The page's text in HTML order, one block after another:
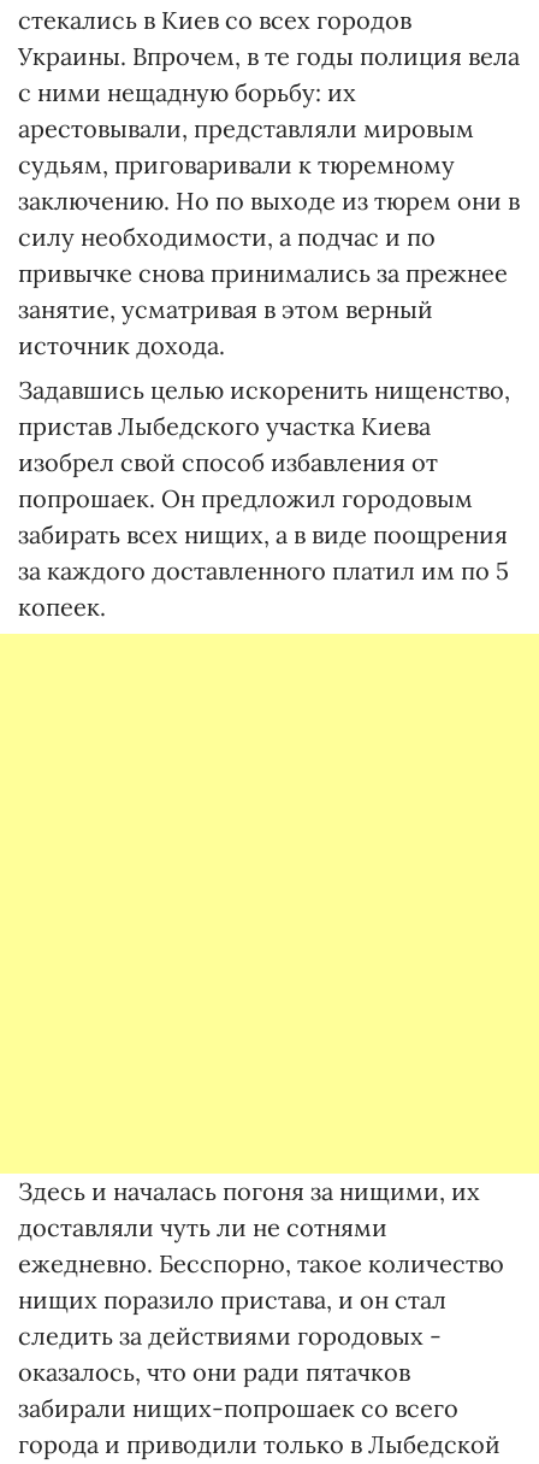
стекались в Киев со всех городов
Украины. Впрочем, в те годы полиция вела
с ними нещадную борьбу: их
арестовывали, представляли мировым
судьям, приговаривали к тюремному
заключению. Но по выходе из тюрем они в
силу необходимости, а подчас и по
привычке снова принимались за прежнее
занятие, усматривая в этом верный
источник дохода.
Задавшись целью искоренить нищенство,
пристав Лыбедского участка Киева
изобрел свой способ избавления от
попрошаек. Он предложил городовым
забирать всех нищих, а в виде поощрения
за каждого доставленного платил им по 5
копеек.
Здесь и началась погоня за нищими, их
доставляли чуть ли не сотнями
ежедневно. Бесспорно, такое количество
нищих поразило пристава, и он стал
следить за действиями городовых -
оказалось, что они ради пятачков
забирали нищих-попрошаек со всего
города и приводили только в Лыбедской